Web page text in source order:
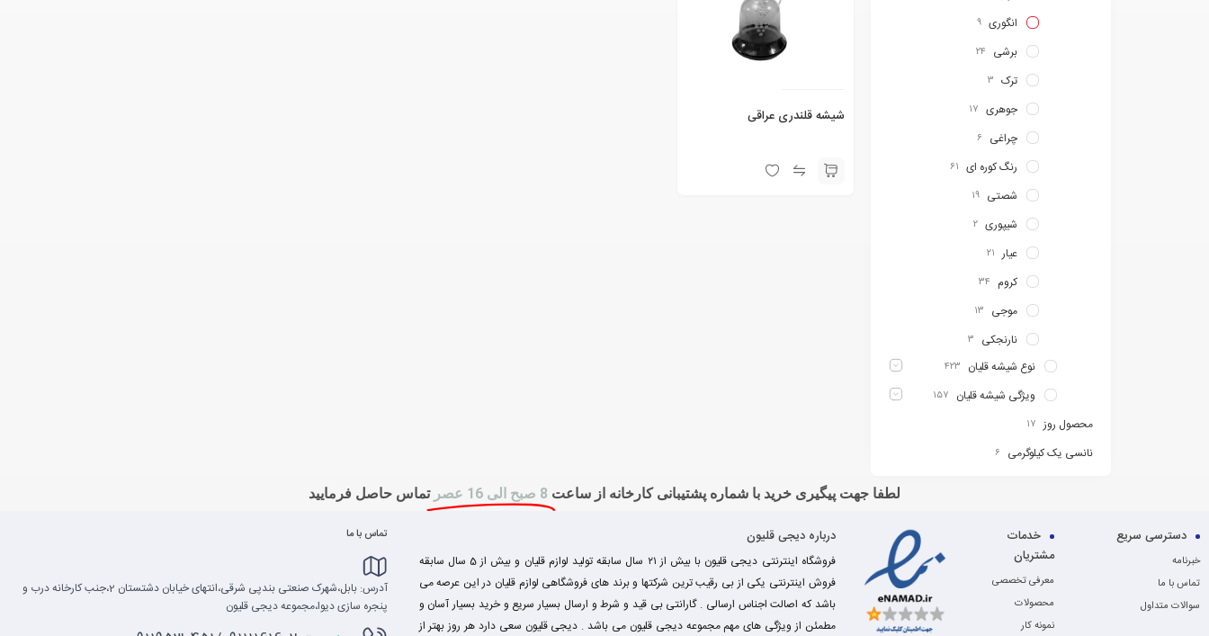
شیشه قلندری عراقی
انگوری ۹
برشی ۲۴
ترک ۳
جوهری ۱۷
چراغی ۶
رنگ کوره ای ۶۱
شصتی ۱۹
شیپوری ۲
عیار ۲۱
کروم ۳۴
موجی ۱۳
نارنجکی ۳
نوع شیشه قلیان ۴۲۳
ویژگی شیشه قلیان ۱۵۷
محصول روز ۱۷
نانسی یک کیلوگرمی ۶
لطفا جهت پیگیری خرید با شماره پشتیبانی کارخانه از ساعت 8 صبح الی 16 عصر تماس حاصل فرمایید
دسترسی سریع
خبرنامه
تماس با ما
سوالات متداول
خدمات
مشتریان
معرفی تخصصی
محصولات
نمونه کار
درباره دیجی قلیون
فروشگاه اینترنتی دیجی قلیون با بیش از ۲۱ سال سابقه تولید لوازم قلیان و بیش از 5 سال سابقه
فروش اینترنتی یکی از بی رقیب ترین شرکتها و برند های فروشگاهی لوازم قلیان در این عرصه می
باشد که اصالت اجناس ارسالی . گارانتی بی قید و شرط و ارسال بسیار سریع و خرید بسیار آسان و
مطمئن از ویژگی های مهم مجموعه دیجی قلیون می باشد . دیجی قلیون سعی دارد هر روز بهتر از
تماس با ما
آدرس: بابل،شهرک صنعتی بندپی شرقی،انتهای خیابان دشتستان 2،جنب کارخانه درب و
پنجره سازی دیوا،مجموعه دیجی قلیون